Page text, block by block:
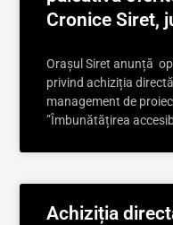
Cronice Siret,
Orașul Siret anunță
privind achiziția
management de
”Îmbunătățirea
Achiziția